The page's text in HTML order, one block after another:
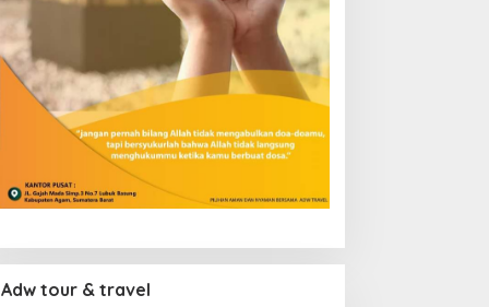
Adw tour & travel